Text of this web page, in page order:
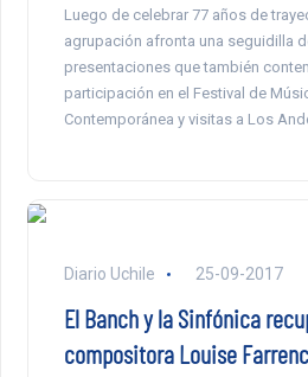
Luego de celebrar 77 años de
agrupación afronta una seguidilla
presentaciones que también
participación en el Festival de
Contemporánea y visitas a Los
Diario Uchile 25-09-2017
El Banch y la Sinfónica
compositora Louise Farrenc